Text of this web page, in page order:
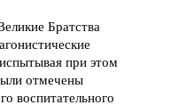
Братства
при этом
отмечены
воспитательного